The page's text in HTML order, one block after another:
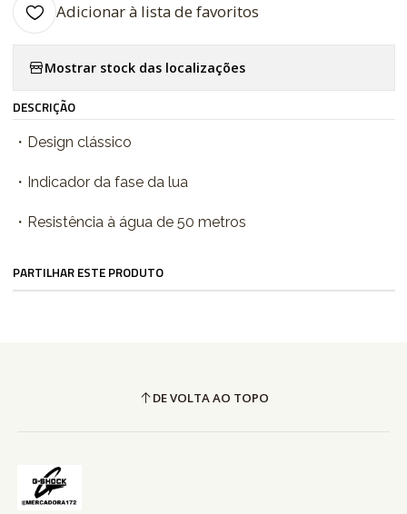
Adicionar à lista de favoritos
Mostrar stock das localizações
DESCRIÇÃO
・Design clássico
・Indicador da fase da lua
・Resistência à água de 50 metros
PARTILHAR ESTE PRODUTO
DE VOLTA AO TOPO